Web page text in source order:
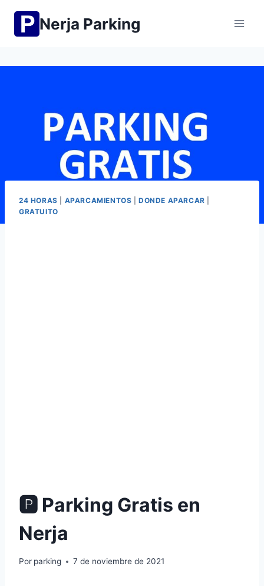
contenido
Nerja Parking
24 HORAS APARCAMIENTOS |DONDE APARCAR
GRATUITO
🅿 Parking Gratis en
Nerja
Por parking 7 de noviembre de 2021